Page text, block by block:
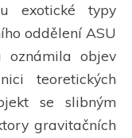
exotické typy
oddělení ASU
oznámila objev
teoretických
se slibným
gravitačních